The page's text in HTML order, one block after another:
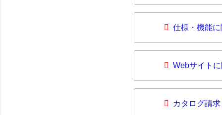
仕様・機能
Webサイト
カタログ請求